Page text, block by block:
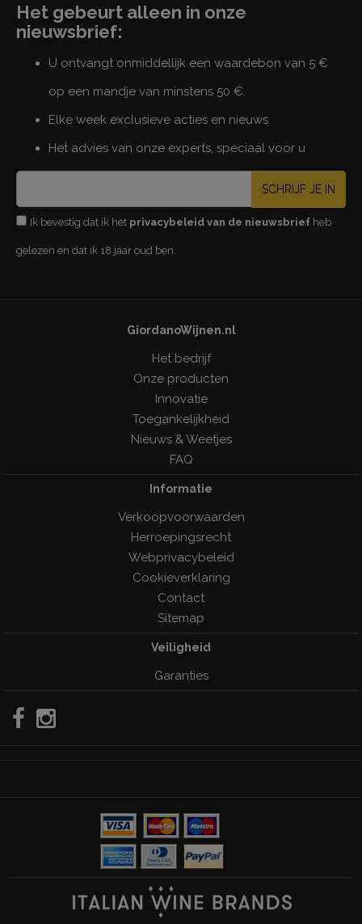
Het gebeurt alleen in onze
nieuwsbrief:
U ontvangt onmiddellijk een waardebon van 5 €
op een mandje van minstens 50 €.
Elke week exclusieve acties en nieuws
Het advies van onze experts, speciaal voor u
SCHRIJF JE IN
Ik bevestig dat ik het privacybeleid van de nieuwsbrief heb
gelezen en dat ik 18 jaar oud ben.
GiordanoWijnen.nl
Het bedrijf
Onze producten
Innovatie
Toegankelijkheid
Nieuws & Weetjes
FAQ
Informatie
Verkoopvoorwaarden
Herroepingsrecht
Webprivacybeleid
Cookieverklaring
Contact
Sitemap
Veiligheid
Garanties